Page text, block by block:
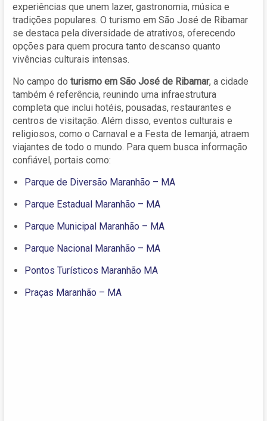
experiências que unem lazer, gastronomia, música e
tradições populares. O turismo em São José de Ribamar
se destaca pela diversidade de atrativos, oferecendo
opções para quem procura tanto descanso quanto
vivências culturais intensas.
No campo do turismo em São José de Ribamar, a cidade
também é referência, reunindo uma infraestrutura
completa que inclui hotéis, pousadas, restaurantes e
centros de visitação. Além disso, eventos culturais e
religiosos, como o Carnaval e a Festa de Iemanjá, atraem
viajantes de todo o mundo. Para quem busca informação
confiável, portais como:
Parque de Diversão Maranhão – MA
Parque Estadual Maranhão – MA
Parque Municipal Maranhão – MA
Parque Nacional Maranhão – MA
Pontos Turísticos Maranhão MA
Praças Maranhão – MA